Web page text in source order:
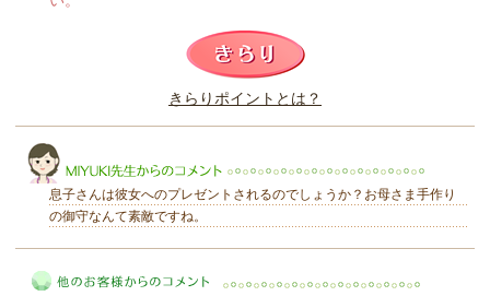
このレビューは参考になりましたか？
きらりポイントとは？
息子さんは彼女へのプレゼントされるのでしょうか？お母さま手作り
の御守なんて素敵ですね。